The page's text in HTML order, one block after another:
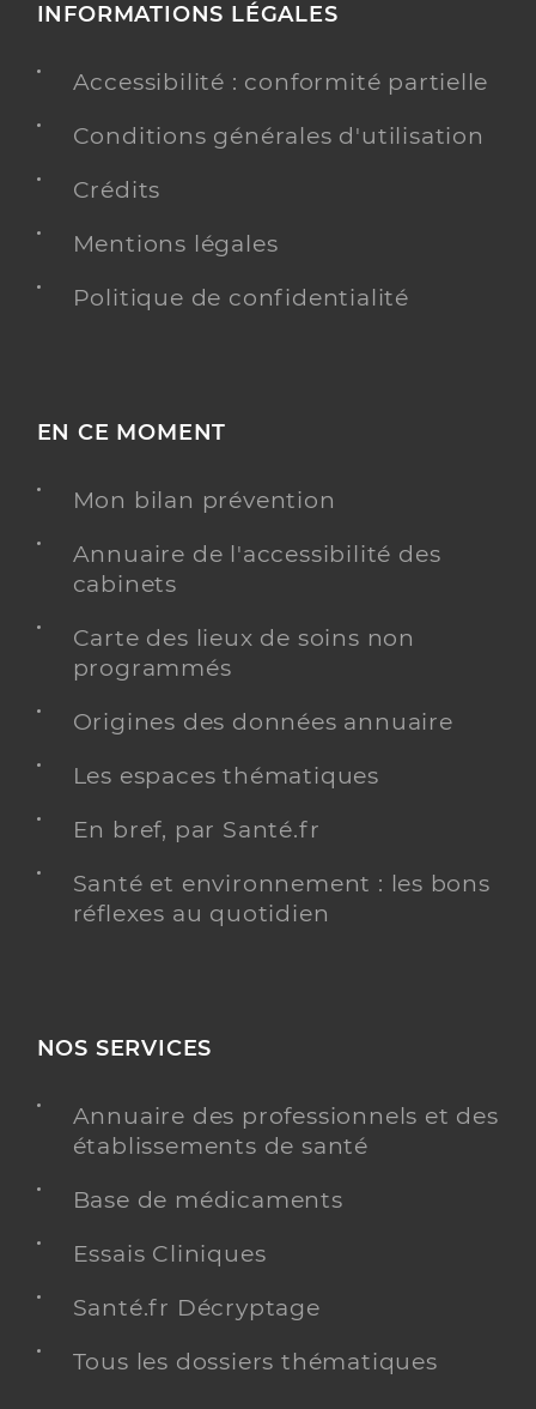
INFORMATIONS LÉGALES
Accessibilité : conformité partielle
Conditions générales d'utilisation
Crédits
Mentions légales
Politique de confidentialité
EN CE MOMENT
Mon bilan prévention
Annuaire de l'accessibilité des
cabinets
Carte des lieux de soins non
programmés
Origines des données annuaire
Les espaces thématiques
En bref, par Santé.fr
Santé et environnement : les bons
réflexes au quotidien
NOS SERVICES
Annuaire des professionnels et des
établissements de santé
Base de médicaments
Essais Cliniques
Santé.fr Décryptage
Tous les dossiers thématiques